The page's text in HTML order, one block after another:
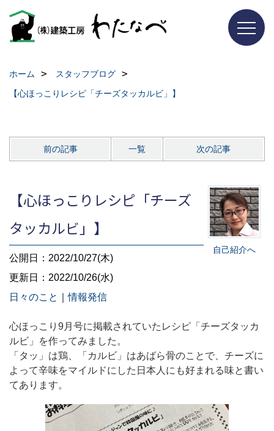
ホーム
スタッフブログ
【心ほっこりレシピ「チーズタッカルビ」】
前の記事 一覧 次の記事
自己紹介へ
【心ほっこりレシピ「チーズ
タッカルビ」】
公開日：2022/10/27(木)
更新日：2022/10/26(水)
日々のこと
｜情報発信
心ほっこり 9月号に掲載されていたレシピ「チーズタッカ
ルビ」を作ってみました。
「タッ」は鶏、「カルビ」はあばら骨のことで、チーズに
よって辛味をマイルドにした日本人にも好まれる味と書い
てあります。